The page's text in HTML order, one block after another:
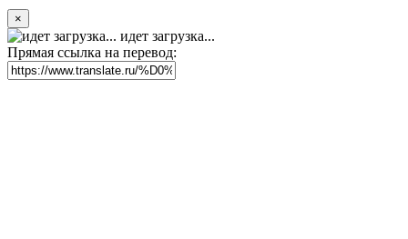
×
идет загрузка...
Прямая ссылка на перевод: